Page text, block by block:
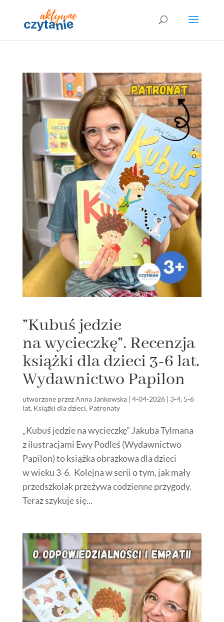
”Kubuś jedzie
na wycieczkę”. Recenzja
książki dla dzieci 3-6 lat.
Wydawnictwo Papilon
utworzone przezAnna Jankowska| 4-04-2026| 3-4, 5-6
lat, Książki dla dzieci, Patronaty
„Kubuś jedzie na wycieczkę” Jakuba Tylmana
z ilustracjami Ewy Podleś (Wydawnictwo
Papilon) to książka obrazkowa dla dzieci
w wieku 3-6. Kolejna w serii o tym, jak mały
przedszkolak przeżywa codzienne przygody.
Teraz szykuje się...